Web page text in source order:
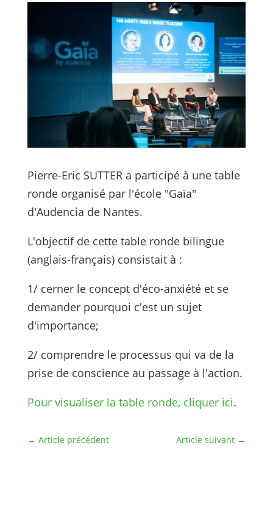
Pierre-Eric SUTTER a participé à une table
ronde organisé par l'école "Gaïa"
d'Audencia de Nantes.
L'objectif de cette table ronde bilingue
(anglais-français) consistait à :
1/ cerner le concept d'éco-anxiété et se
demander pourquoi c'est un sujet
d'importance;
2/ comprendre le processus qui va de la
prise de conscience au passage à l'action.
Pour visualiser la table ronde, cliquer ici.
← Article précédent Article suivant →